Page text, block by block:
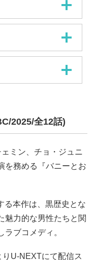
2025/全12話)
ミン、チョ・ジュニ
を務める『バニーとお
る本作は、黒歴史とな
魅力的な男性たちと関
ブコメディ。
U-NEXTにて配信ス